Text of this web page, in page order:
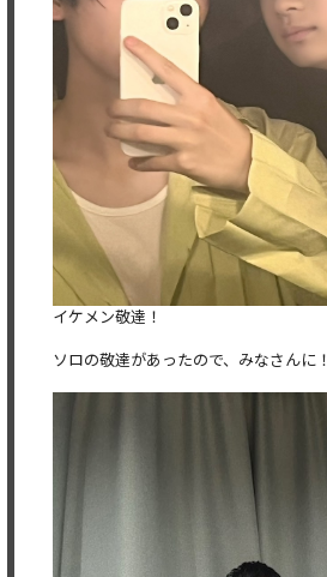
イケメン敬達！
ソロの敬達があったので、みなさんに！